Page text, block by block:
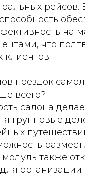
рейсов.
на
что
поездок
всего?
салона
групповые
также
организации